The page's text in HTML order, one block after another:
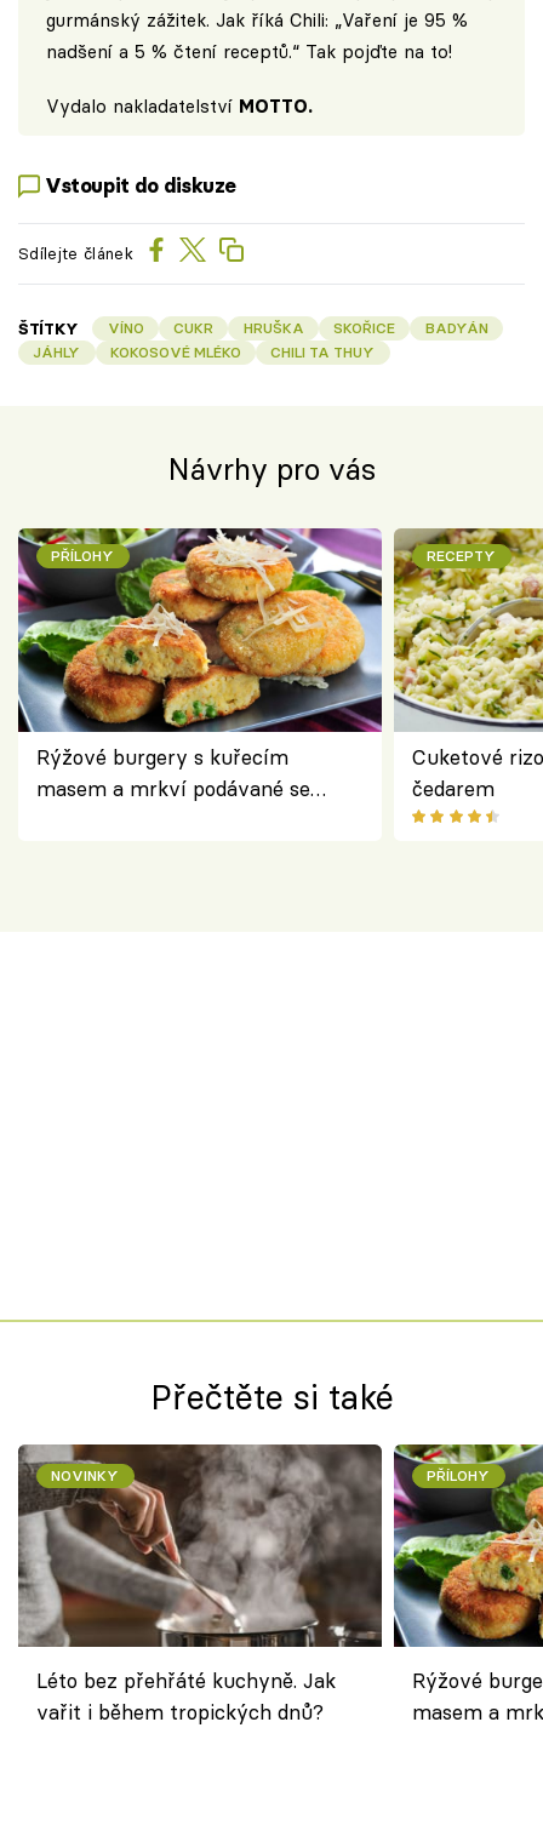
gurmánský zážitek. Jak říká Chili: „Vaření je 95 %
nadšení a 5 % čtení receptů.“ Tak pojďte na to!
Vydalo nakladatelství MOTTO.
Vstoupit do diskuze
Sdílejte článek
ŠTÍTKY VÍNO CUKR HRUŠKA SKOŘICE
BADYÁN
JÁHLY
KOKOSOVÉ MLÉKO CHILI TA THUY
Návrhy pro vás
PŘÍLOHY
Rýžové burgery s kuřecím
masem a mrkví podávané se
RECEPTY
Cuketové
čedarem
Přečtěte si také
NOVINKY
Léto bez přehřáté kuchyně. Jak
vařit i během tropických dnů?
PŘÍLOHY
Rýžové
masem a